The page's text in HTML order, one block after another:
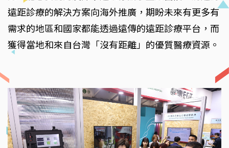
遠距診療的解決方案向海外推廣，期盼未來有更多有
需求的地區和國家都能透過遠傳的遠距診療平台，而
獲得當地和來自台灣「沒有距離」的優質醫療資源。